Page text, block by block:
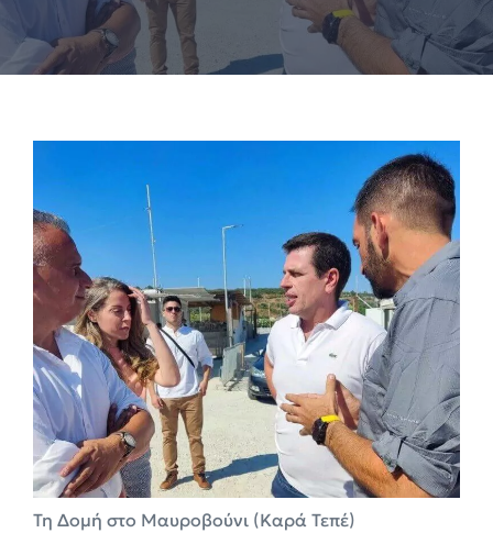
Τη Δομή στο Μαυροβούνι (Καρά Τεπέ)